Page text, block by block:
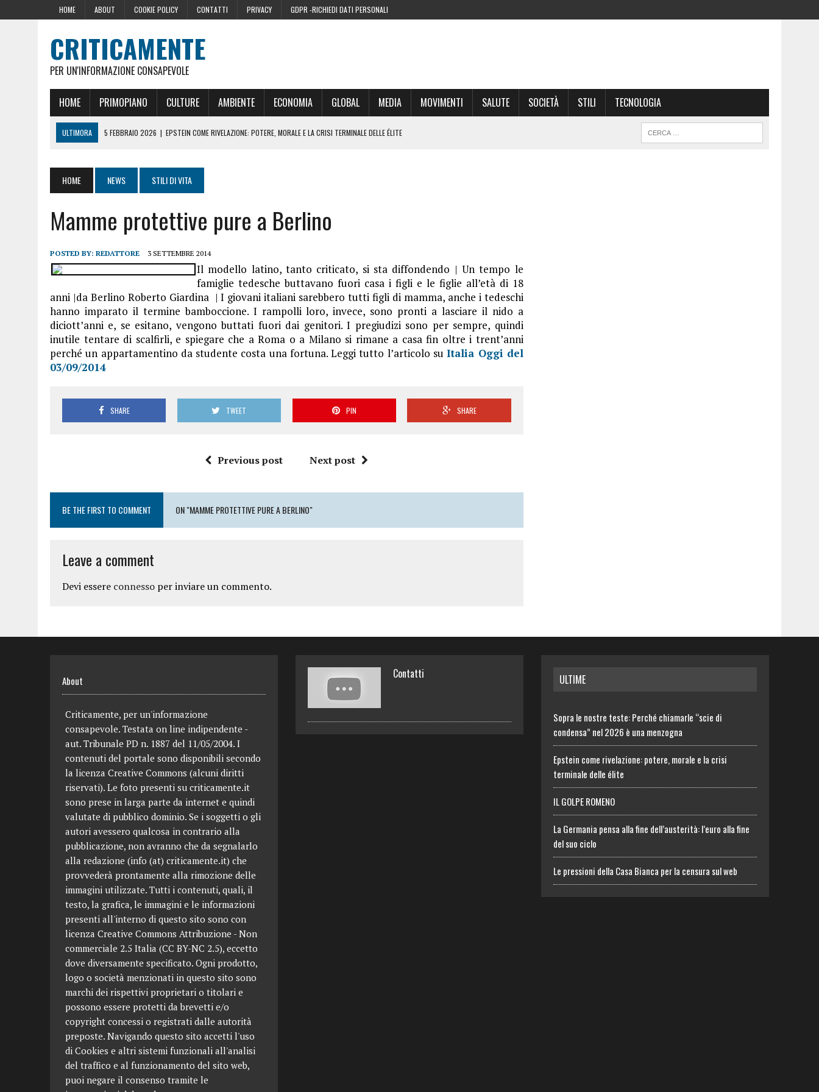
HOME ABOUT COOKIE POLICY CONTATTI PRIVACY GDPR -RICHIEDI DATI PERSONALI
CRITICAMENTE
PER UN'INFORMAZIONE CONSAPEVOLE
HOME PRIMOPIANO CULTURE AMBIENTE ECONOMIA GLOBAL MEDIA MOVIMENTI SALUTE SOCIETÀ STILI TECNOLOGIA
ULTIMORA 5 FEBBRAIO 2026 | EPSTEIN COME RIVELAZIONE: POTERE, MORALE E LA CRISI TERMINALE DELLE ÉLITE
29 AGOSTO 2024 | LE PRESSIONI DELLA CASA BIANCA PER LA CENSURA SUL WEB
22 GIUGNO 2026
SOPRA LE NOSTRE TESTE: PERCHÉ CHIAMARLE “SCIE DI CONDENSA” NEL 2026 È UNA MENZOGNA
HOME NEWS STILI DI VITA
Mamme protettive pure a Berlino
POSTED BY: REDATTORE 3 SETTEMBRE 2014
Il modello latino, tanto criticato, si sta diffondendo | Un tempo le
famiglie tedesche buttavano fuori casa i figli e le figlie all’età di 18
anni |da Berlino Roberto Giardina | I giovani italiani sarebbero tutti figli di mamma, anche i tedeschi
hanno imparato il termine bamboccione. I rampolli loro, invece, sono pronti a lasciare il nido a
diciott’anni e, se esitano, vengono buttati fuori dai genitori. I pregiudizi sono per sempre, quindi
inutile tentare di scalfirli, e spiegare che a Roma o a Milano si rimane a casa fin oltre i trent’anni
perché un appartamentino da studente costa una fortuna. Leggi tutto l’articolo suItalia Oggi del
03/09/2014
SHARE TWEET PIN SHARE
Previous post Next post
BE THE FIRST TO COMMENT ON "MAMME PROTETTIVE PURE A BERLINO"
Leave a comment
Devi essere connesso per inviare un commento.
About
Criticamente, per un'informazione
consapevole. Testata on line indipendente -
aut. Tribunale PD n. 1887 del 11/05/2004. I
contenuti del portale sono disponibili secondo
la licenza Creative Commons (alcuni diritti
riservati). Le foto presenti su criticamente.it
sono prese in larga parte da internet e quindi
valutate di pubblico dominio. Se i soggetti o gli
autori avessero qualcosa in contrario alla
pubblicazione, non avranno che da segnalarlo
alla redazione (info (at) criticamente.it) che
provvederà prontamente alla rimozione delle
immagini utilizzate. Tutti i contenuti, quali, il
testo, la grafica, le immagini e le informazioni
presenti all'interno di questo sito sono con
licenza Creative Commons Attribuzione - Non
commerciale 2.5 Italia (CC BY-NC 2.5), eccetto
dove diversamente specificato. Ogni prodotto,
logo o società menzionati in questo sito sono
marchi dei rispettivi proprietari o titolari e
possono essere protetti da brevetti e/o
copyright concessi o registrati dalle autorità
preposte. Navigando questo sito accetti l'uso
di Cookies e altri sistemi funzionali all'analisi
del traffico e al funzionamento del sito web,
puoi negare il consenso tramite le
Contatti ULTIME
Sopra le nostre teste: Perché chiamarle “scie di
condensa” nel 2026 è una menzogna
Epstein come rivelazione: potere, morale e la crisi
terminale delle élite
IL GOLPE ROMENO
La Germania pensa alla fine dell’austerità: l’euro alla fine
del suo ciclo
Le pressioni della Casa Bianca per la censura sul web